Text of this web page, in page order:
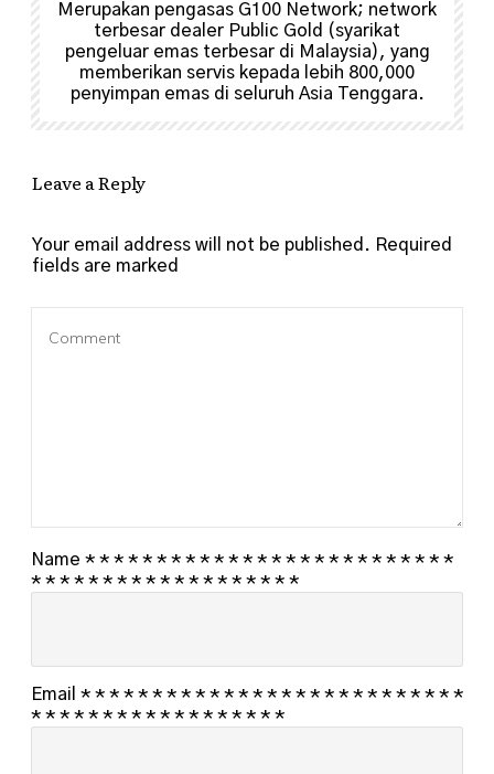
Merupakan pengasas G100 Network; network
terbesar dealer Public Gold (syarikat
pengeluar emas terbesar di Malaysia), yang
memberikan servis kepada lebih 800,000
penyimpan emas di seluruh Asia Tenggara.
Leave a Reply
Your email address will not be published. Required
fields are marked
Name * * * * * * * * * * * * * * * * * * * * * * * * * *
* * * * * * * * * * * * * * * * * * *
Email * * * * * * * * * * * * * * * * * * * * * * * * * * *
* * * * * * * * * * * * * * * * * *